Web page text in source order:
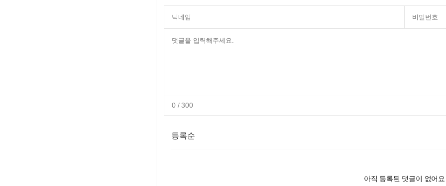
0/ 300
등록순
아직 등록된 댓글이 없어요